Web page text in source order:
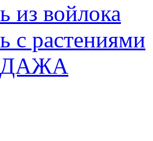
из войлока
с растениями